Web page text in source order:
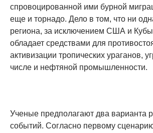
спровоцированной ими бурной
еще и торнадо. Дело в том, что ни
региона, за исключением США и
обладает средствами для
активизации тропических ураганов,
числе и нефтяной промышленности.
Ученые предполагают два варианта
событий. Согласно первому